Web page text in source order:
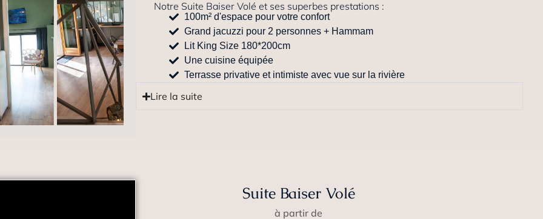
Notre Suite Baiser Volé et ses superbes prestations :
100m² d'espace pour votre confort
Grand jacuzzi pour 2 personnes + Hammam
Lit King Size 180*200cm
Une cuisine équipée
Terrasse privative et intimiste avec vue sur la rivière
Lire la suite
Suite Baiser Volé
à partir de